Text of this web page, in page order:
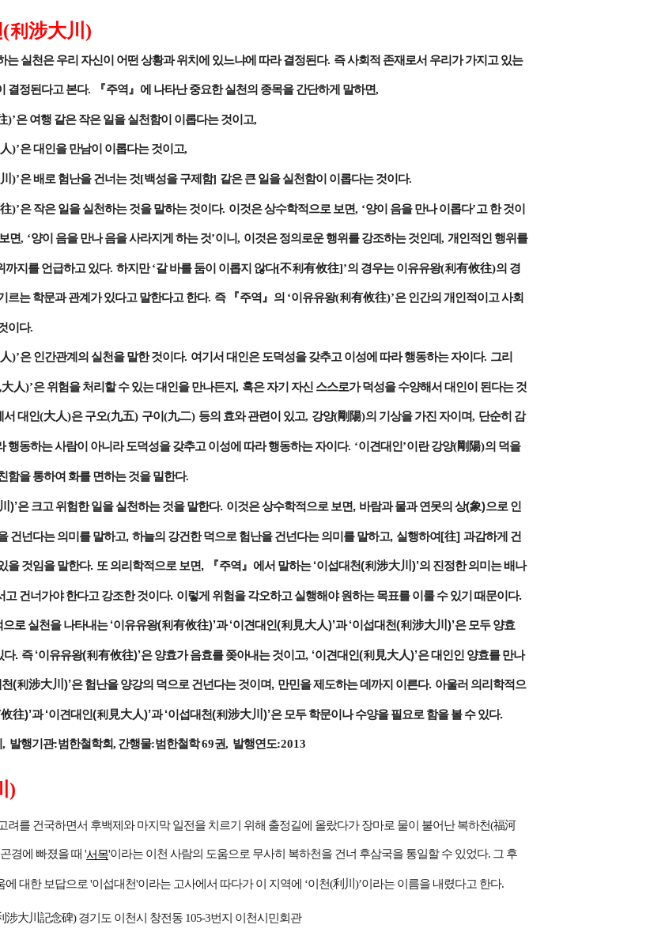
(利涉大川 )
는 실천은 우리 자신이 어떤 상황과 위치에 있느냐에 따라 결정된다. 즉 사회적 존재로서 우리가 가지고 있는
결정된다고 본다. 『 주역』 에 나타난 중요한 실천의 종목을 간단하게 말하면,
)’은 여행 같은 작은 일을 실천함이 이롭다는 것이고,
)’은 대인을 만남이 이롭다는 것이고,
)’은 배로 험난을 건너는 것[백성을 구제함] 같은 큰 일을 실천함이 이롭다는 것이다.
)’은 작은 일을 실천하는 것을 말하는 것이다. 이것은 상수학적으로 보면, ‘양이 음을 만나 이롭다’고 한 것이
면, ‘양이 음을 만나 음을 사라지게 하는 것’이니, 이것은 정의로운 행위를 강조하는 것인데 , 개인적인 행위를
까지를 언급하고 있다. 하지만‘갈 바를 둠이 이롭지 않다[不利有攸往]’의 경우는 이유유왕(利有攸往)의 경
르는 학문과 관계가 있다고 말한다고 한다. 즉 『주역』 의 ‘이유유왕(利有攸往)’은 인간의 개인적이고 사회
이다.
)’은 인간관계의 실천을 말한 것이다. 여기서 대인은 도덕성을 갖추고 이성에 따라 행동하는 자이다. 그리
人)’은 위험을 처리할 수 있는 대인을 만나든지 , 혹은 자기 자신 스스로가 덕성을 수양해서 대인이 된다는 것
서 대인(大人)은 구오(九五) 구이 (九二) 등의 효와 관련이 있고, 강양(剛陽)의 기상을 가진 자이며, 단순히 감
행동하는 사람이 아니라 도덕성을 갖추고 이성에 따라 행동하는 자이다. ‘이견대인’이란 강양(剛陽)의 덕을
함을 통하여 화를 면하는 것을 밀한다.
)’은 크고 위험한 일을 실천하는 것을 말한다. 이것은 상수학적으로 보면, 바람과 물과 연못의 상(象)으로 인
건넌다는 의미를 말하고 하늘의 강건한 덕으로 험난을 건넌다는 의미를 말하고 실행하여[往] 과감하게 건
을 것임을 말한다. 또 의리학적으로 보면, 『주역 』 에서 말하는‘이섭대천(利涉大川 )’의 진정한 의미는 배나
고 건너가야 한다고 강조한 것이다. 이렇게 위험을 각오하고 실행해야 원하는 목표를 이룰 수 있기 때문이다.
로 실천을 나타내는‘이유유왕(利有攸往)’과‘이견대인 (利見大人)’과‘이섭대천(利涉大川 )’은 모두 양효
다. 즉‘이유유왕(利有攸往)’은 양효가 음효를 쫒아내는 것이고 , ‘이견대인(利見大人)’은 대인인 양효를 만나
(利涉大川 )’은 험난을 양강의 덕으로 건넌다는 것이며, 만민을 제도하는 데까지 이른다. 아울러 의리학적으
往)’과‘이견대인(利見大人)’과‘이섭대천(利涉大川 )’은 모두 학문이나 수양을 필요로 함을 볼 수 있다.
발행기관:범한철학회, 간행물:범한철학69권, 발행연도:2013
)
려를 건국하면서 후백제와 마지막 일전을 치르기 위해 출정길에 올랐다가 장마로 물이 불어난 복하천(福河
경에 빠졌을 때 '서목'이라는 이천 사람의 도움으로 무사히 복하천을 건너 후삼국을 통일할 수 있었다. 그 후
에 대한 보답으로 '이섭대천'이라는 고사에서 따다가 이 지역에 ‘이천(利川)’이라는 이름을 내렸다고 한다.
涉大川記念碑) 경기도 이천시 창전동 105-3번지 이천시민회관